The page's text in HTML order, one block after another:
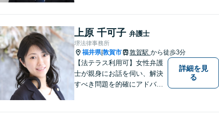
い法的サービスを提供できる
よう努めて参ります。 何でも
お気軽ご相談ください。
上原 千可子 弁護士
堺法律事務所
福井県|敦賀市 敦賀駅 から徒歩3分
【法テラス利用可】女性弁護
士が親身にお話を伺い、解決
すべき問題を的確にアドバイ
詳細を見
る